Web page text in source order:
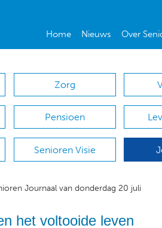
Home Nieuws Over
Zorg
Pensioen
Senioren Visie
Journaal van donderdag 20 juli
het voltooide leven